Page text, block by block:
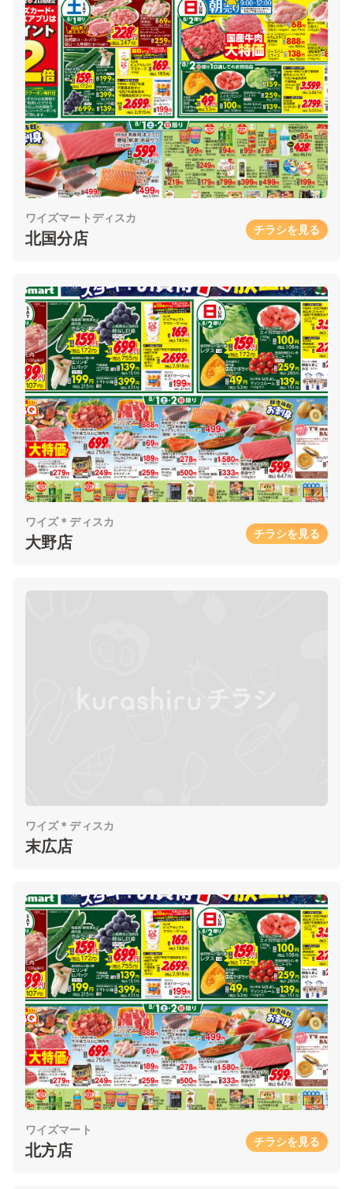
ワイズマートディスカ
北国分店 チラシを見る
ワイズ＊ディスカ
大野店 チラシを見る
ワイズ＊ディスカ
末広店
ワイズマート
北方店 チラシを見る